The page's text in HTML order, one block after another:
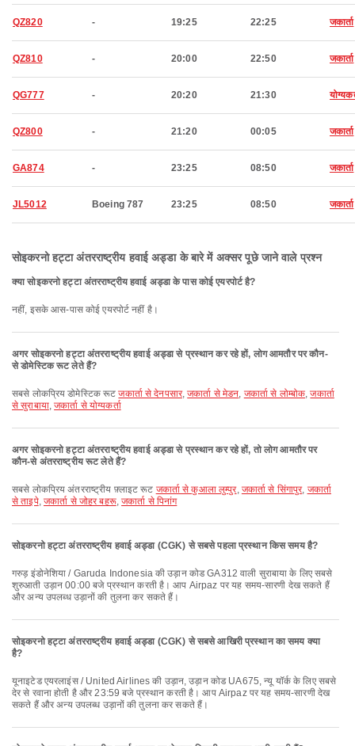
QZ820 - 19:25 22:25 जकार्ता
QZ810 - 20:00 22:50 जकार्ता
QG777 - 20:20 21:30
QZ800 - 21:20 00:05 जकार्ता
GA874 - 23:25 08:50 जकार्ता
JL5012 Boeing 787 23:25 08:50 जकार्ता
सोइकरनो हट्टा अंतरराष्ट्रीय हवाई अड्डा के बारे में अक्सर पूछे जाने वाले प्रश्न
क्या सोइकरनो हट्टा अंतरराष्ट्रीय हवाई अड्डा के पास कोई एयरपोर्ट है?
नहीं, इसके आस-पास कोई एयरपोर्ट नहीं है।
अगर सोइकरनो हट्टा अंतरराष्ट्रीय हवाई अड्डा से प्रस्थान कर रहे हों, लोग आमतौर पर कौन-
से डोमेस्टिक रूट लेते हैं?
सबसे लोकप्रिय डोमेस्टिक रूटजकार्ता से देनपसार,जकार्ता से मेडन, जकार्ता से लोम्बोक,जकार्ता
से सुराबाया,जकार्ता से योग्यकर्ता
अगर सोइकरनो हट्टा अंतरराष्ट्रीय हवाई अड्डा से प्रस्थान कर रहे हों, तो लोग आमतौर पर
कौन-से अंतरराष्ट्रीय रूट लेते हैं?
सबसे लोकप्रिय अंतरराष्ट्रीय फ़्लाइट रूट जकार्ता से कुआला लुम्पुर, जकार्ता से सिंगापुर, जकार्ता
से ताइपे, जकार्ता से जोहर बहरू,जकार्ता से पिनांग
सोइकरनो हट्टा अंतरराष्ट्रीय हवाई अड्डा (CGK) से सबसे पहला प्रस्थान किस समय है?
गरुड़ इंडोनेशिया / Garuda Indonesia की उड़ान कोड GA312 वाली सुराबाया के लिए सबसे
शुरुआती उड़ान 00:00 बजे प्रस्थान करती है। आप Airpaz पर यह समय-सारणी देख सकते हैं
और अन्य उपलब्ध उड़ानों की तुलना कर सकते हैं।
सोइकरनो हट्टा अंतरराष्ट्रीय हवाई अड्डा (CGK) से सबसे आखिरी प्रस्थान का समय क्या
है?
यूनाइटेड एयरलाइंस / United Airlines की उड़ान, उड़ान कोड UA675, न्यू यॉर्क के लिए सबसे
देर से रवाना होती है और 23:59 बजे प्रस्थान करती है। आप Airpaz पर यह समय-सारणी देख
सकते हैं और अन्य उपलब्ध उड़ानों की तुलना कर सकते हैं।